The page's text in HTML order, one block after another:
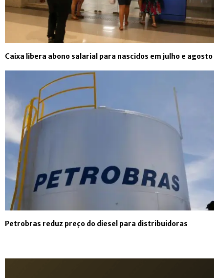
Caixa libera abono salarial para nascidos em julho e agosto
Petrobras reduz preço do diesel para distribuidoras